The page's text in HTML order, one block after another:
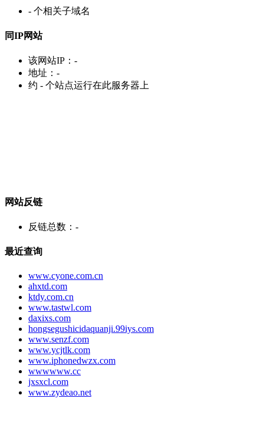
- 个相关子域名
同IP网站
该网站IP： -
地址： -
约 - 个站点运行在此服务器上
网站反链
反链总数： -
最近查询
www.cyone.com.cn
ahxtd.com
ktdy.com.cn
www.tastwl.com
daxixs.com
hongsegushicidaquanji.99iys.com
www.senzf.com
www.ycjtlk.com
www.iphonedwzx.com
wwwwww.cc
jxsxcl.com
www.zydeao.net